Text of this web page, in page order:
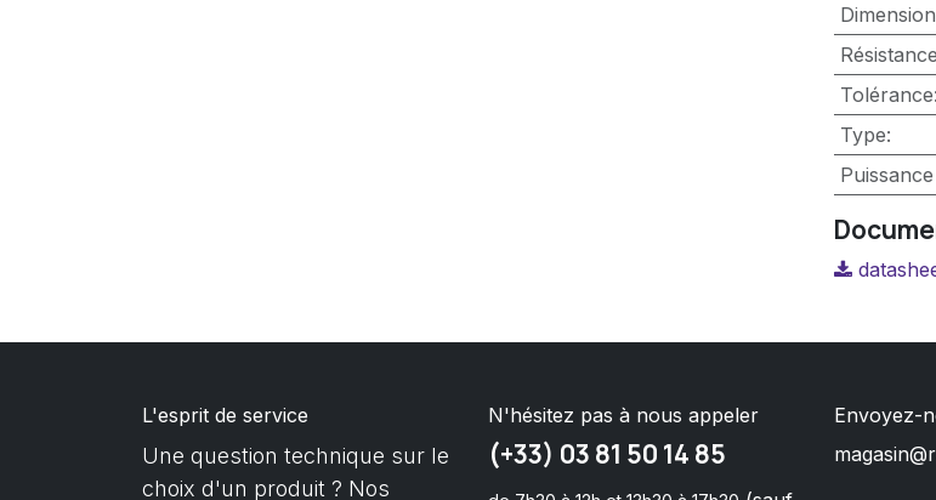
Résistance
Tolérance:
Type:
L'esprit de service
Une question technique sur le
choix d'un produit ? Nos
N'hésitez pas à nous appeler
(+33) 03 81 50 14 85
Envoyez-